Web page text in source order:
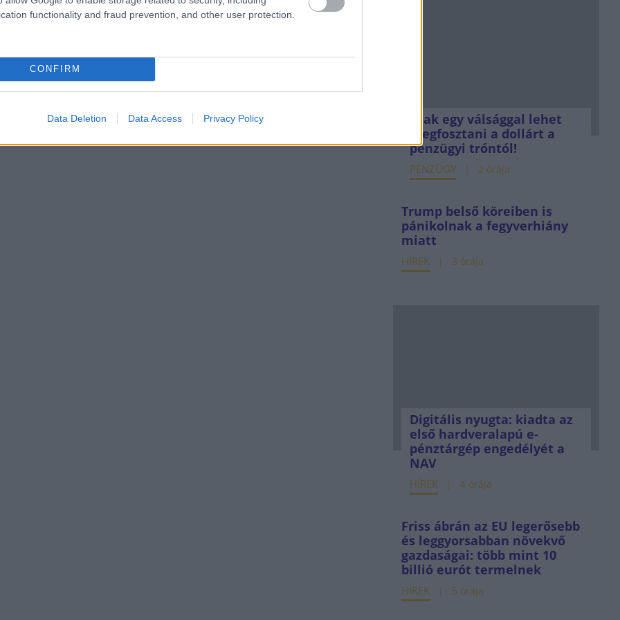
functionality and fraud prevention, and other user protection.
CONFIRM
Data Deletion Data Access Privacy Policy
Csak egy válsággal lehet
megfosztani a dollárt a
pénzügyi tróntól!
PÉNZÜGY 2 órája
Trump belső köreiben is
pánikolnak a fegyverhiány
miatt
HÍREK 3 órája
Digitális nyugta: kiadta az
első hardveralapú e-
pénztárgép engedélyét a
NAV
HÍREK 4 órája
Friss ábrán az EU legerősebb
és leggyorsabban növekvő
gazdaságai: több mint 10
billió eurót termelnek
HÍREK 5 órája